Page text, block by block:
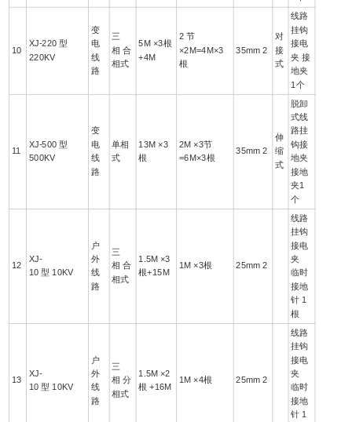
10
XJ-220 型
220KV
变
电
线
路
三
相 合
相式
5M ×3根
+4M
2 节
×2M=4M×3
根
35mm 2
对
接
式
线路
挂钩
接电
夹 接
地夹
1个
11
XJ-500 型
500KV
变
电
线
路
单相
式
13M ×3
根
2M ×3节
=6M×3根
35mm 2
伸
缩
式
脱卸
式线
路挂
钩接
地夹
接地
夹1
个
12
XJ-
10 型 10KV
户
外
线
路
三
相 合
相式
1.5M ×3
根+15M
1M ×3根 25mm 2
线路
挂钩
接电
夹
临时
接地
针 1
根
13
XJ-
10 型 10KV
户
外
线
路
三
相 分
相式
1.5M ×2
根 +16M
1M ×4根 25mm 2
线路
挂钩
接电
夹
临时
接地
针 1